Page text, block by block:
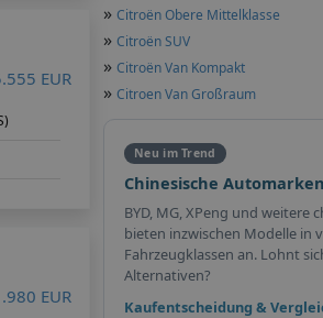
» Citroën Obere Mittelklasse
» Citroën SUV
» Citroën Van Kompakt
» Citroen Van Großraum
Neu im Trend
Chinesische
BYD, MG, XPeng und weitere
bieten inzwischen Modelle in
Fahrzeugklassen an. Lohnt
Alternativen?
Kaufentscheidung &
EUR
EUR